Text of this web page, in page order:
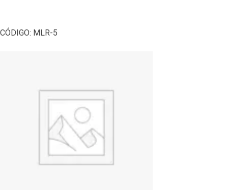
CÓDIGO: MLR-5